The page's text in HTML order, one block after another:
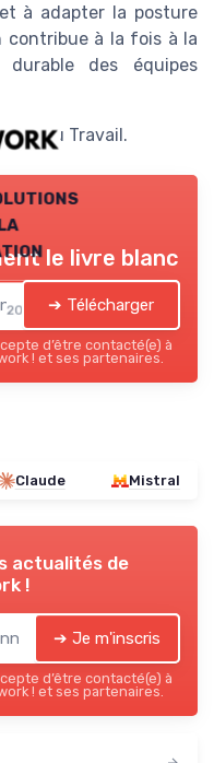
à adapter la posture
contribue à la fois à la
des équipes
du Travail.
le livre blanc
➔ Télécharger
d’être contacté(e) à
! et ses partenaires.
Claude Mistral
actualités de
!
➔ Je m'inscris
d’être contacté(e) à
! et ses partenaires.